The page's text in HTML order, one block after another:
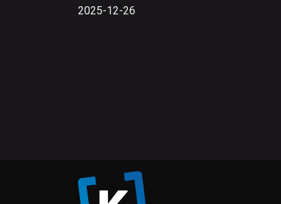
2025-12-26